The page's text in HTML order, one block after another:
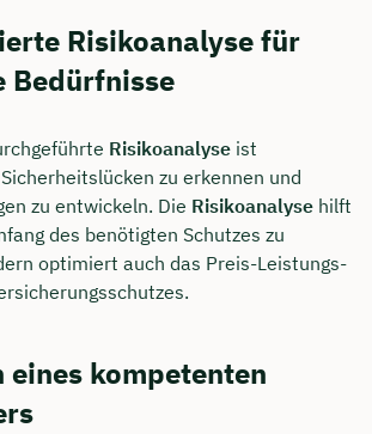
Risikoanalyse für
Bedürfnisse
Risikoanalyse ist
zu erkennen und
zu entwickeln. Die Risikoanalyse hilft
des benötigten Schutzes zu
optimiert auch das Preis-Leistungs-
eines kompetenten